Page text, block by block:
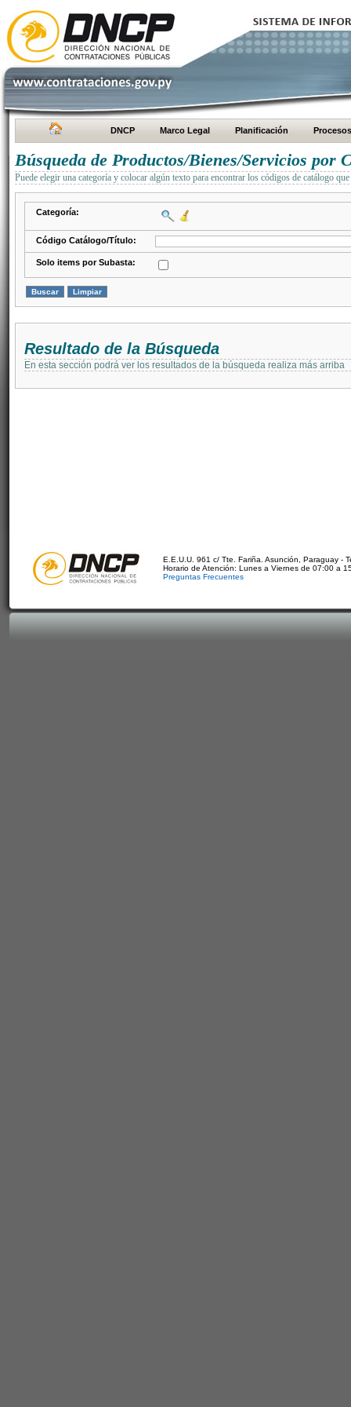
DNCP Marco Legal Planificación Procesos
Búsqueda de Productos/Bienes/Servicios por
Puede elegir una categoría y colocar algún texto para encontrar los códigos de catálogo
Categoría:
Código Catálogo/Título:
Solo items por Subasta:
Resultado de la Búsqueda
En esta sección podrá ver los resultados de la búsqueda realiza más arriba
E.E.U.U. 961 c/ Tte. Fariña. Asunción, Paraguay -
Horario de Atención: Lunes a Viernes de 07:00 a
Preguntas Frecuentes